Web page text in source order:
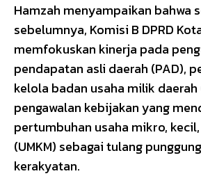
Hamzah menyampaikan bahwa
sebelumnya, Komisi B DPRD
memfokuskan kinerja pada
pendapatan asli daerah (PAD),
kelola badan usaha milik daerah
pengawalan kebijakan yang
pertumbuhan usaha mikro,
(UMKM) sebagai tulang
kerakyatan.